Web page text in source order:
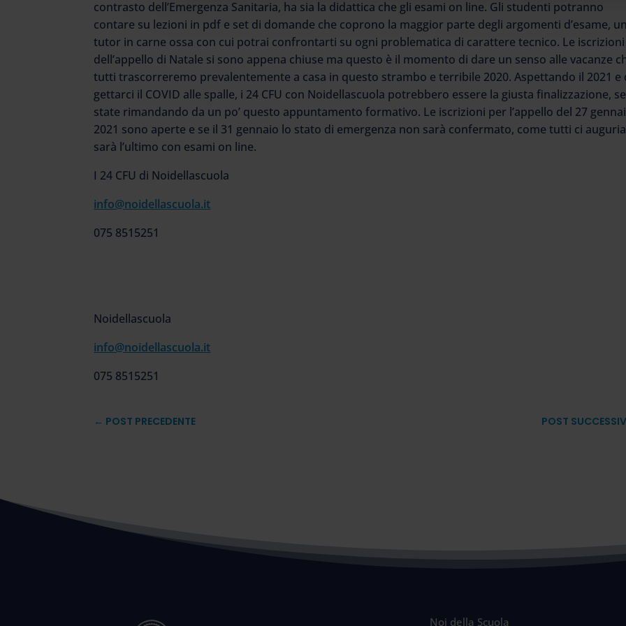
contrasto dell’Emergenza Sanitaria, ha sia la didattica che gli esami on line. Gli studenti potranno
contare su lezioni in pdf e set di domande che coprono la maggior parte degli argomenti d’esame, un
tutor in carne ossa con cui potrai confrontarti su ogni problematica di carattere tecnico. Le iscrizioni
dell’appello di Natale si sono appena chiuse ma questo è il momento di dare un senso alle vacanze
tutti trascorreremo prevalentemente a casa in questo strambo e terribile 2020. Aspettando il 2021 e
gettarci il COVID alle spalle, i 24 CFU con Noidellascuola potrebbero essere la giusta finalizzazione, se
state rimandando da un po’ questo appuntamento formativo. Le iscrizioni per l’appello del 27
2021 sono aperte e se il 31 gennaio lo stato di emergenza non sarà confermato, come tutti ci
sarà l’ultimo con esami on line.
I 24 CFU di Noidellascuola
info@noidellascuola.it
075 8515251
Noidellascuola
info@noidellascuola.it
075 8515251
← POST PRECEDENTE POST
Noi della Scuola